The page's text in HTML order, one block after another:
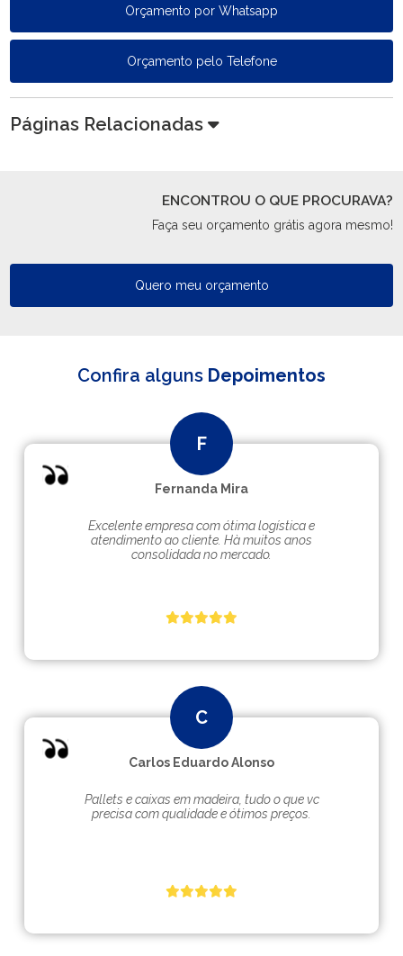
Orçamento por Whatsapp
Orçamento pelo Telefone
Páginas Relacionadas
ENCONTROU O QUE PROCURAVA?
Faça seu orçamento grátis agora mesmo!
Quero meu orçamento
Confira alguns Depoimentos
Fernanda Mira
Excelente empresa com ótima logística e
atendimento ao cliente. Hà muitos anos
consolidada no mercado.
Carlos Eduardo Alonso
Pallets e caixas em madeira, tudo o que vc
precisa com qualidade e ótimos preços.